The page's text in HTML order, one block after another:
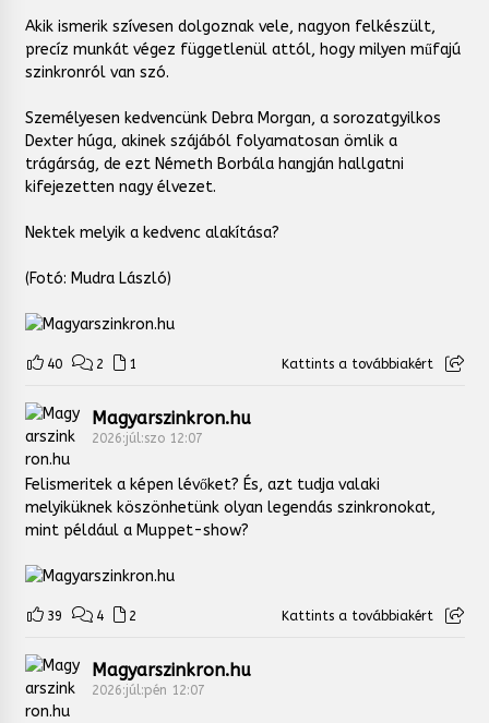
Akik ismerik szívesen dolgoznak vele, nagyon felkészült,
precíz munkát végez függetlenül attól, hogy milyen műfajú
szinkronról van szó.
Személyesen kedvencünk Debra Morgan, a sorozatgyilkos
Dexter húga, akinek szájából folyamatosan ömlik a
trágárság, de ezt Németh Borbála hangján hallgatni
kifejezetten nagy élvezet.
Nektek melyik a kedvenc alakítása?
(Fotó: Mudra László)
40 2 1 Kattints a továbbiakért
Magyarszinkron.hu
2026:júl:szo 12:07
Felismeritek a képen lévőket? És, azt tudja valaki
melyiküknek köszönhetünk olyan legendás szinkronokat,
mint például a Muppet-show?
39 4 2 Kattints a továbbiakért
Magyarszinkron.hu
2026:júl:pén 12:07